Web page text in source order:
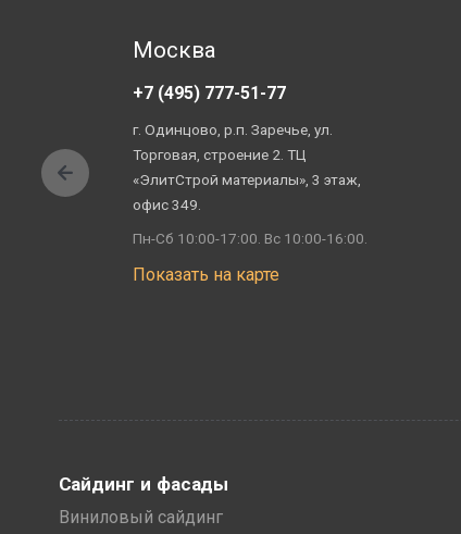
Москва
+7 (495) 777-51-77
г. Одинцово, р.п. Заречье, ул.
Торговая, строение 2. ТЦ
«ЭлитСтрой материалы», 3 этаж,
офис 349.
Пн-Сб 10:00-17:00. Вс 10:00-16:00.
Показать на карте
Сайдинг и фасады
Виниловый сайдинг